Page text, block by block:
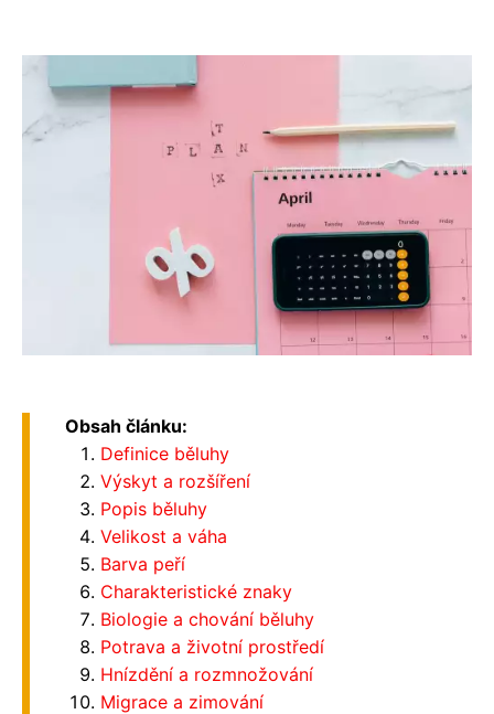
Obsah článku:
Definice běluhy
Výskyt a rozšíření
Popis běluhy
Velikost a váha
Barva peří
Charakteristické znaky
Biologie a chování běluhy
Potrava a životní prostředí
Hnízdění a rozmnožování
Migrace a zimování